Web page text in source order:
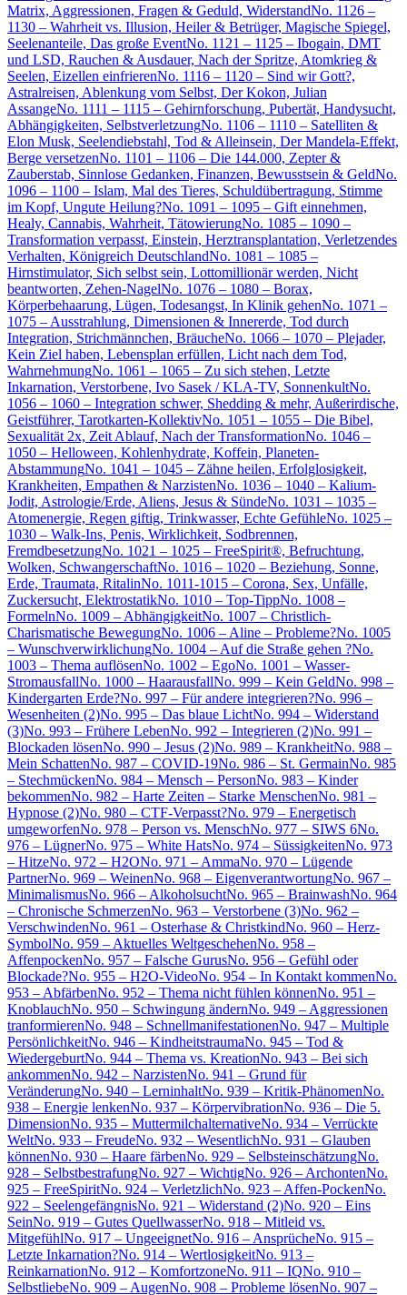
Matrix, Aggressionen, Fragen & Geduld, WiderstandNo. 1126 –
1130 – Wahrheit vs. Illusion, Heiler & Betrüger, Magische Spiegel,
Seelenanteile, Das große EventNo. 1121 – 1125 – Ibogain, DMT
und LSD, Rauchen & Ausdauer, Nach der Spritze, Atomkrieg &
Seelen, Eizellen einfrierenNo. 1116 – 1120 – Sind wir Gott?,
Astralreisen, Ablenkung vom Selbst, Der Kokon, Julian
AssangeNo. 1111 – 1115 – Gehirnforschung, Pubertät, Handysucht,
Abhängigkeiten, SelbstverletzungNo. 1106 – 1110 – Satelliten &
Elon Musk, Seelendiebstahl, Tod & Alleinsein, Der Mandela-Effekt,
Berge versetzenNo. 1101 – 1106 – Die 144.000, Zepter &
Zauberstab, Sinnlose Gedanken, Finanzen, Bewusstsein & GeldNo.
1096 – 1100 – Islam, Mal des Tieres, Schuldübertragung, Stimme
im Kopf, Ungute Heilung?No. 1091 – 1095 – Gift einnehmen,
Healy, Cannabis, Wahrheit, TätowierungNo. 1085 – 1090 –
Transformation verpasst, Einstein, Herztransplantation, Verletzendes
Verhalten, Königreich DeutschlandNo. 1081 – 1085 –
Hirnstimulator, Sich selbst sein, Lottomillionär werden, Nicht
beantworten, Zehen-NagelNo. 1076 – 1080 – Borax,
Körperbehaarung, Lügen, Todesangst, In Klinik gehenNo. 1071 –
1075 – Ausstrahlung, Dimensionen & Innererde, Tod durch
Integration, Strichmännchen, BräucheNo. 1066 – 1070 – Plejader,
Kein Ziel haben, Lebensplan erfüllen, Licht nach dem Tod,
WahrnehmungNo. 1061 – 1065 – Zu sich stehen, Letzte
Inkarnation, Verstorbene, Ivo Sasek / KLA-TV, SonnenkultNo.
1056 – 1060 – Integration schwer, Shedding & mehr, Außerirdische,
Geistführer, Tarotkarten-KollektivNo. 1051 – 1055 – Die Bibel,
Sexualität 2x, Zeit Ablauf, Nach der TransformationNo. 1046 –
1050 – Helloween, Kohlenhydrate, Koffein, Planeten-
AbstammungNo. 1041 – 1045 – Zähne heilen, Erfolglosigkeit,
Krankheiten, Empathen & NarzistenNo. 1036 – 1040 – Kalium-
Jodit, Astrologie/Erde, Aliens, Jesus & SündeNo. 1031 – 1035 –
Atomenergie, Regen giftig, Trinkwasser, Echte GefühleNo. 1025 –
1030 – Walk-Ins, Penis, Wirklichkeit, Sodbrennen,
FremdbesetzungNo. 1021 – 1025 – FreeSpirit®, Befruchtung,
Wolken, SchwangerschaftNo. 1016 – 1020 – Beziehung, Sonne,
Erde, Traumata, RitalinNo. 1011-1015 – Corona, Sex, Unfälle,
Zuckersucht, ElektrostatikNo. 1010 – Top-TippNo. 1008 –
FormelnNo. 1009 – AbhängigkeitNo. 1007 – Christlich-
Charismatische BewegungNo. 1006 – Aline – Probleme?No. 1005
– WunschverwirklichungNo. 1004 – Auf die Straße gehen ?No.
1003 – Thema auflösenNo. 1002 – EgoNo. 1001 – Wasser-
StromausfallNo. 1000 – HaarausfallNo. 999 – Kein GeldNo. 998 –
Kindergarten Erde?No. 997 – Für andere integrieren?No. 996 –
Wesenheiten (2)No. 995 – Das blaue LichtNo. 994 – Widerstand
(3)No. 993 – Frühere LebenNo. 992 – Integrieren (2)No. 991 –
Blockaden lösenNo. 990 – Jesus (2)No. 989 – KrankheitNo. 988 –
Mein SchattenNo. 987 – COVID-19No. 986 – St. GermainNo. 985
– StechmückenNo. 984 – Mensch – PersonNo. 983 – Kinder
bekommenNo. 982 – Harte Zeiten – Starke MenschenNo. 981 –
Hypnose (2)No. 980 – CTF-Verpasst?No. 979 – Energetisch
umgeworfenNo. 978 – Person vs. MenschNo. 977 – SIWS 6No.
976 – LügnerNo. 975 – White HatsNo. 974 – SüssigkeitenNo. 973
– HitzeNo. 972 – H2ONo. 971 – AmmaNo. 970 – Lügende
PartnerNo. 969 – WeinenNo. 968 – EigenverantwortungNo. 967 –
MinimalismusNo. 966 – AlkoholsuchtNo. 965 – BrainwashNo. 964
– Chronische SchmerzenNo. 963 – Verstorbene (3)No. 962 –
VerschwindenNo. 961 – Osterhase & ChristkindNo. 960 – Herz-
SymbolNo. 959 – Aktuelles WeltgeschehenNo. 958 –
AffenpockenNo. 957 – Falsche GurusNo. 956 – Gefühl oder
Blockade?No. 955 – H2O-VideoNo. 954 – In Kontakt kommenNo.
953 – AbfärbenNo. 952 – Thema nicht fühlen könnenNo. 951 –
KnoblauchNo. 950 – Schwingung ändernNo. 949 – Aggressionen
tranformierenNo. 948 – SchnellmanifestationenNo. 947 – Multiple
PersönlichkeitNo. 946 – KindheitstraumaNo. 945 – Tod &
WiedergeburtNo. 944 – Thema vs. KreationNo. 943 – Bei sich
ankommenNo. 942 – NarzistenNo. 941 – Grund für
VeränderungNo. 940 – LerninhaltNo. 939 – Kritik-PhänomenNo.
938 – Energie lenkenNo. 937 – KörpervibrationNo. 936 – Die 5.
DimensionNo. 935 – MuttermilchalternativeNo. 934 – Verrückte
WeltNo. 933 – FreudeNo. 932 – WesentlichNo. 931 – Glauben
könnenNo. 930 – Haare färbenNo. 929 – SelbsteinschätzungNo.
928 – SelbstbestrafungNo. 927 – WichtigNo. 926 – ArchontenNo.
925 – FreeSpiritNo. 924 – VerletzlichNo. 923 – Affen-PockenNo.
922 – SeelengefängnisNo. 921 – Widerstand (2)No. 920 – Eins
SeinNo. 919 – Gutes QuellwasserNo. 918 – Mitleid vs.
MitgefühlNo. 917 – UngeeignetNo. 916 – AnsprücheNo. 915 –
Letzte Inkarnation?No. 914 – WertlosigkeitNo. 913 –
ReinkarnationNo. 912 – KomfortzoneNo. 911 – IQNo. 910 –
SelbstliebeNo. 909 – AugenNo. 908 – Probleme lösenNo. 907 –